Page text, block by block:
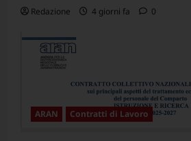
Redazione 4 giorni fa 0
ARAN Contratti di Lavoro